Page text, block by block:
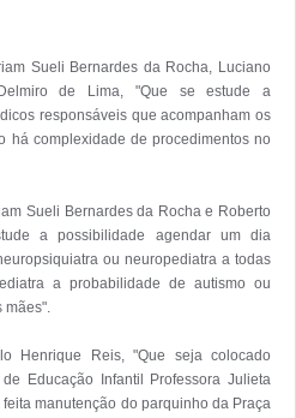
Sueli Bernardes da Rocha, Luciano
de Lima, "Que se estude a
responsáveis que acompanham os
há complexidade de procedimentos no
Sueli Bernardes da Rocha e Roberto
a possibilidade agendar um dia
ou neuropediatra a todas
a probabilidade de autismo ou
mães".
Henrique Reis, "Que seja colocado
Educação Infantil Professora Julieta
manutenção do parquinho da Praça